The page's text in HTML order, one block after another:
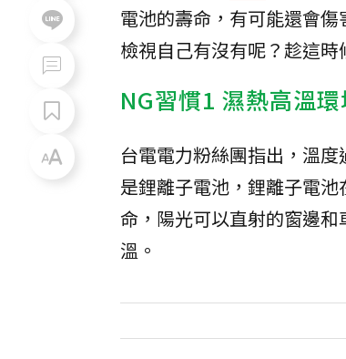
電池的壽命，有可能還會
檢視自己有沒有呢？趁這時
NG習慣1 濕熱高溫
台電電力粉絲團指出，溫
是鋰離子電池，鋰離子電
命，陽光可以直射的窗邊
溫。